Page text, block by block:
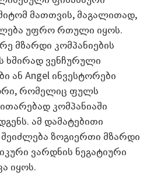
მათთვის, მაგალითად,
უფრო რთული იყოს.
მზარდი კომპანიების
ხშირად ვენჩურული
ან Angel ინვესტორები
რომელიც ფულს
კომპანიაში
ამ დამატებითი
შეიძლება ზოგიერთი მზარდი
ვარდნის ნეგატიური
იყოს.